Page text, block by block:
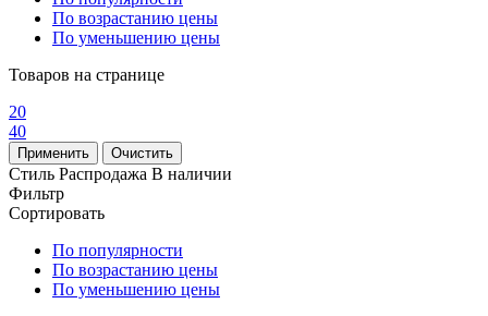
По возрастанию цены
По уменьшению цены
Товаров на странице
20
40
Стиль Распродажа В наличии
Фильтр
Сортировать
По популярности
По возрастанию цены
По уменьшению цены